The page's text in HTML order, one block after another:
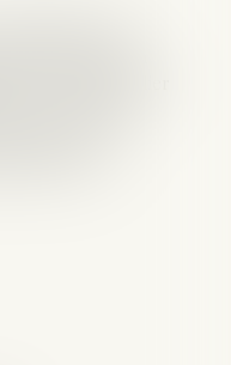
sur le plan
financier et